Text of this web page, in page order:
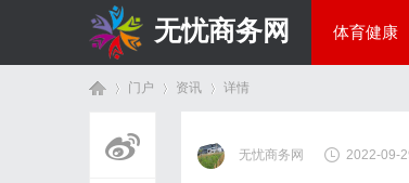
无忧商务网 体育健康
门户 资讯 详情
无忧商务网 2022-09-